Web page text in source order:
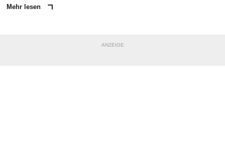
Mehr lesen
ANZEIGE